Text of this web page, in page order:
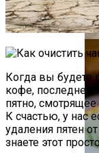
Когда вы будете
кофе, последнее,
пятно,
К счастью, у нас
удаления пятен
знаете этот